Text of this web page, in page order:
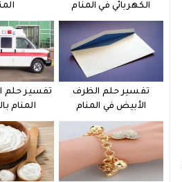
الكهربائي في المنام
تفسير حلم الظرف
الأبيض في المنام
تفسير حلم
المنام